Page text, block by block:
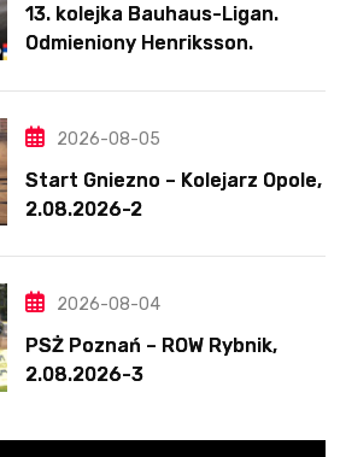
13. kolejka Bauhaus-Ligan.
Odmieniony Henriksson.
2026-08-05
Start Gniezno – Kolejarz Opole,
2.08.2026-2
2026-08-04
PSŻ Poznań – ROW Rybnik,
2.08.2026-3